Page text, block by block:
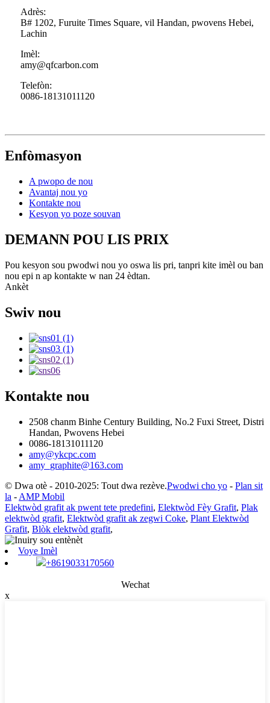
Adrès:
B# 1202, Furuite Times Square, vil Handan, pwovens Hebei,
Lachin
Imèl:
amy@qfcarbon.com
Telefòn:
0086-18131011120
Enfòmasyon
A pwopo de nou
Avantaj nou yo
Kontakte nou
Kesyon yo poze souvan
DEMANN POU LIS PRIX
Pou kesyon sou pwodwi nou yo oswa lis pri, tanpri kite imèl ou ban
nou epi n ap kontakte w nan 24 èdtan.
Ankèt
Swiv nou
Kontakte nou
2508 chanm Binhe Century Building, No.2 Fuxi Street, Distri
Handan, Pwovens Hebei
0086-18131011120
amy@ykcpc.com
amy_graphite@163.com
© Dwa otè - 2010-2025: Tout dwa rezève.Pwodwi cho yo - Plan sit
la - AMP Mobil
Elektwòd grafit ak pwent tete predefini, Elektwòd Fèy Grafit, Plak
elektwòd grafit, Elektwòd grafit ak zegwi Coke, Plant Elektwòd
Grafit, Blòk elektwòd grafit,
Voye Imèl
+8619033170560
Wechat
x